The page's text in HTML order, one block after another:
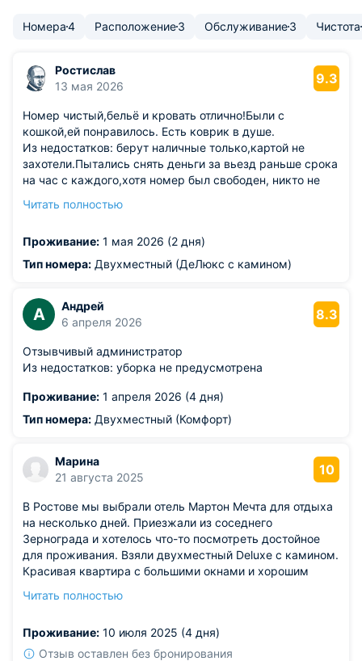
Номера4 Расположение3 Обслуживание3 Чистота
Ростислав
13 мая 2026
9.3
Номер чистый,бельё и кровать отлично!Были с
кошкой,ей понравилось. Есть коврик в душе.
Из недостатков: берут наличные только,картой не
захотели.Пытались снять деньги за вьезд раньше срока
на час с каждого,хотя номер был свободен, никто не
шпарит.На лестнице нет перил с двух сторон, не удобно
Читать полностью
Проживание: 1 мая 2026 (2 дня)
Тип номера: Двухместный (ДеЛюкс с камином)
А
Андрей
6 апреля 2026
8.3
Отзывчивый администратор
Из недостатков: уборка не предусмотрена
Проживание: 1 апреля 2026 (4 дня)
Тип номера: Двухместный (Комфорт)
Марина
21 августа 2025
10
В Ростове мы выбрали отель Мартон Мечта для отдыха
на несколько дней. Приезжали из соседнего
Зернограда и хотелось что-то посмотреть достойное
для проживания. Взяли двухместный Deluxe с камином.
Красивая квартира с большими окнами и хорошим
участием профессионального дизайнера, так как все
кафе. Также можно посетить парк Островского,
находящийся в шаговой доступности.
Читать полностью
Проживание: 10 июля 2025 (4 дня)
Отзыв оставлен без бронирования